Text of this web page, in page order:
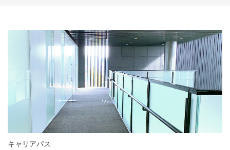
キャリアパス